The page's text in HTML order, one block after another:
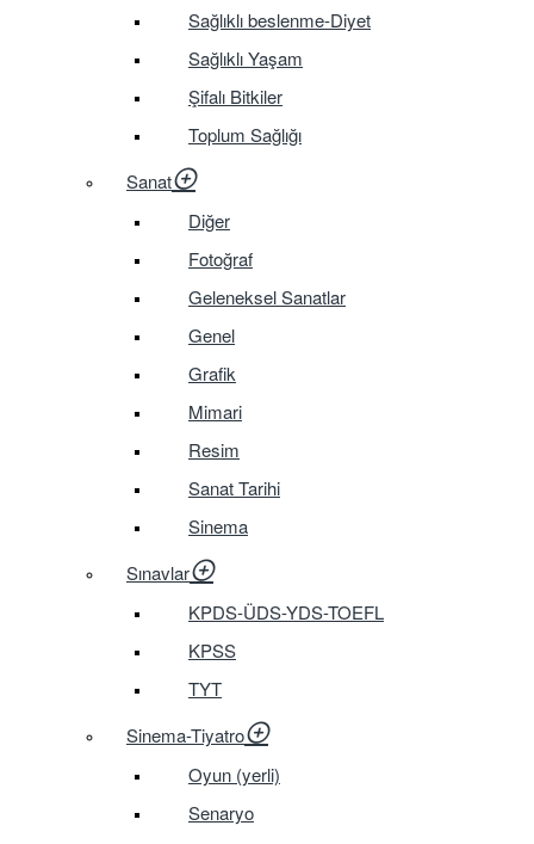
Sağlıklı beslenme-Diyet
Sağlıklı Yaşam
Şifalı Bitkiler
Toplum Sağlığı
Sanat
Diğer
Fotoğraf
Geleneksel Sanatlar
Genel
Grafik
Mimari
Resim
Sanat Tarihi
Sinema
Sınavlar
KPDS-ÜDS-YDS-TOEFL
KPSS
TYT
Sinema-Tiyatro
Oyun (yerli)
Senaryo